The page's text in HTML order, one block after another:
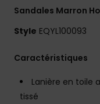
Sandales Marron
Style EQYL100093
Caractéristiques
Lanière en toile
tissé